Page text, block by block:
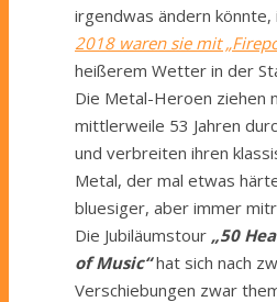
irgendwas ändern könnte,
2018 waren sie mit
heißerem Wetter in der
Die Metal-Heroen ziehen
mittlerweile 53 Jahren
und verbreiten ihren
Metal, der mal etwas
bluesiger, aber immer
Die Jubiläumstour „50
of Music“hat sich nach
Verschiebungen zwar